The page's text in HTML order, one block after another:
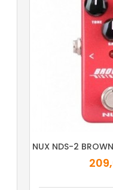
NUX NDS-2